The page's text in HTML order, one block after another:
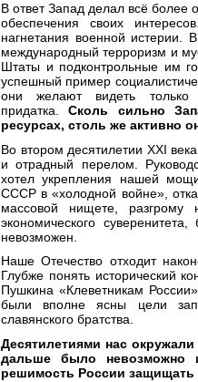
В ответ Запад делал всё более
обеспечения своих
нагнетания военной истерии.
международный терроризм и
Штаты и подконтрольные им
успешный пример
они желают видеть
придатка.Сколь сильно
ресурсах, столь же активно
Во втором десятилетии XXI
и отрадный перелом.
хотел укрепления нашей
СССР в «холодной войне»,
массовой нищете, разгрому
экономического
невозможен.
Наше Отечество отходит
Глубже понять исторический
Пушкина «Клеветникам
были вполне ясны цели
славянского братства.
Десятилетиями нас
дальше было невозможно
решимость России защищать